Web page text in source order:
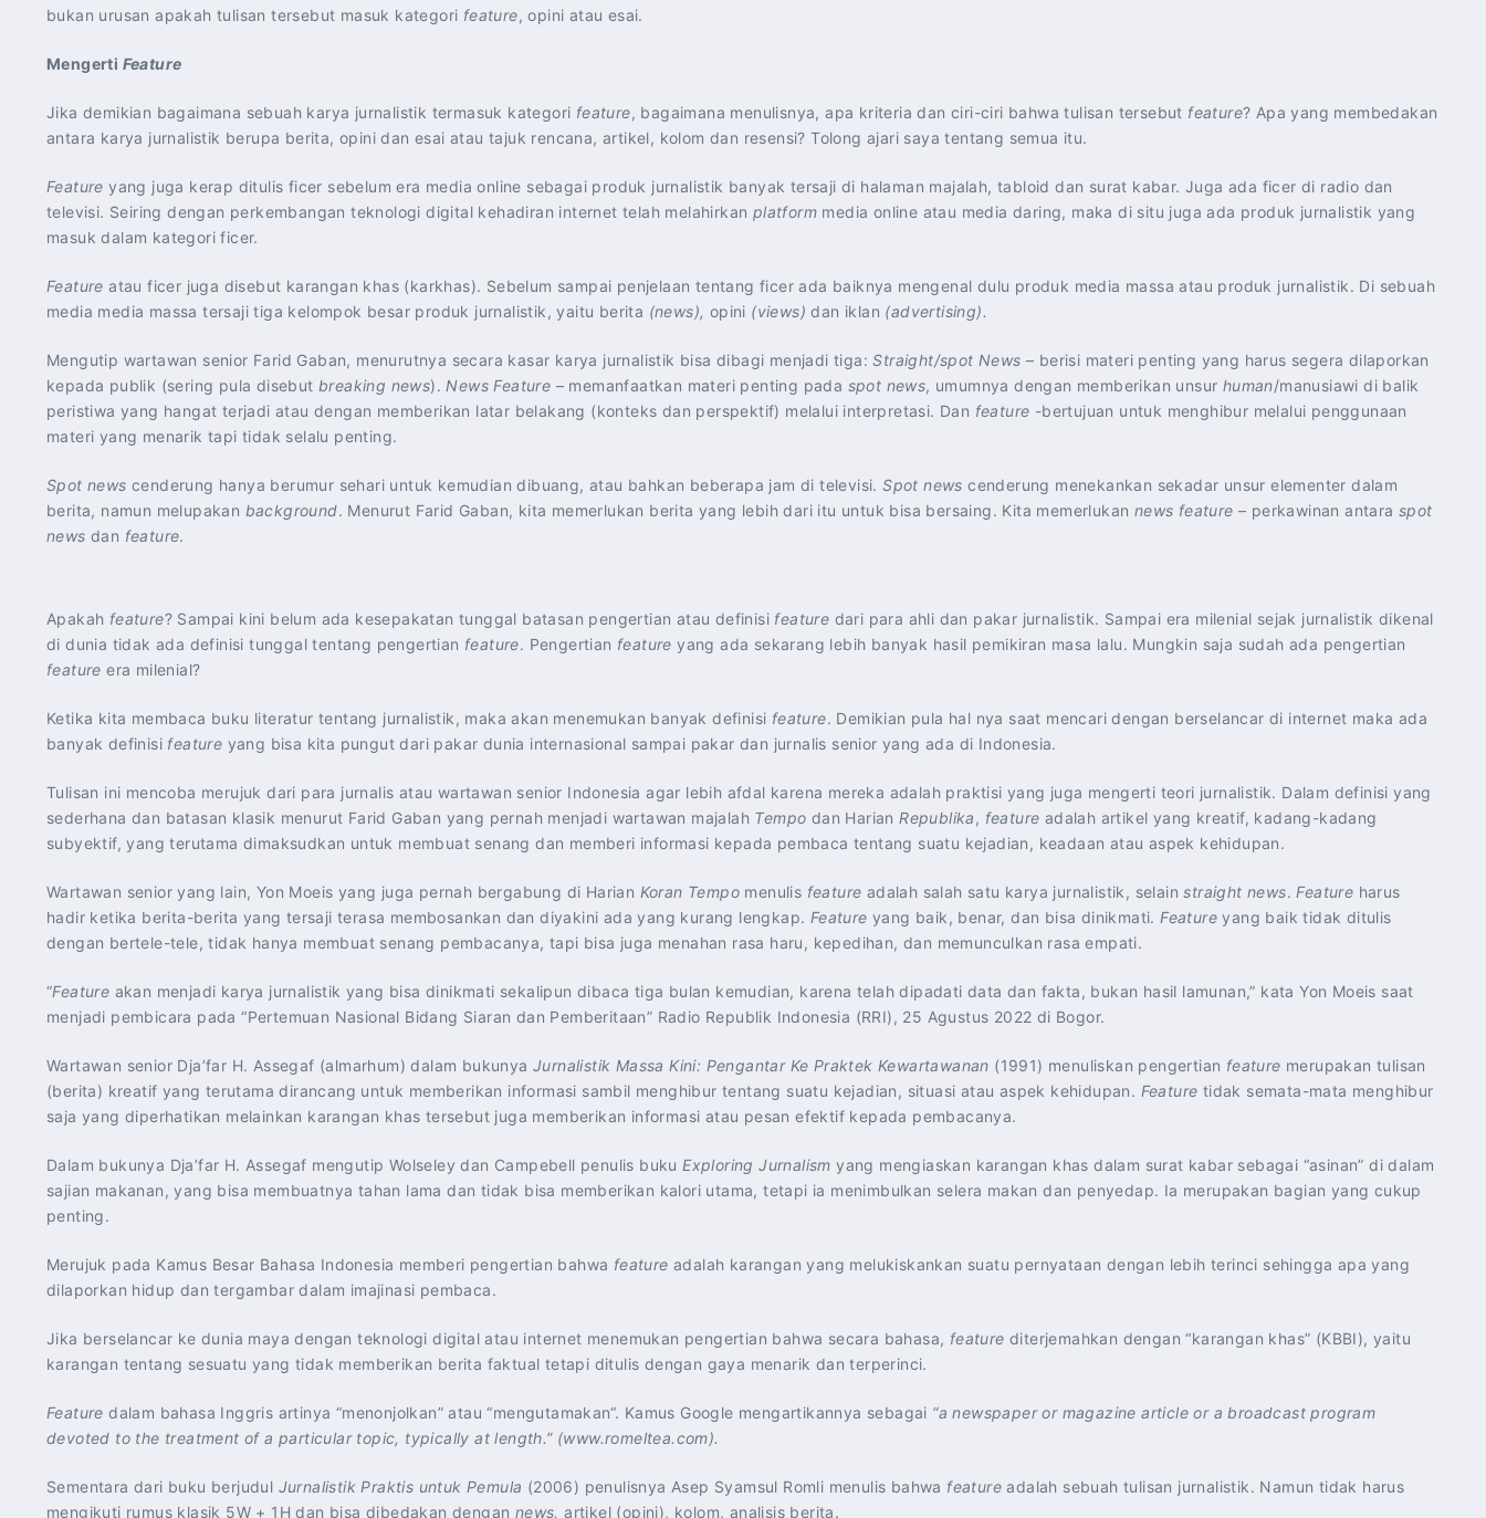
bukan urusan apakah tulisan tersebut masuk kategori feature, opini atau esai.
Mengerti Feature
Jika demikian bagaimana sebuah karya jurnalistik termasuk kategori feature, bagaimana menulisnya, apa kriteria dan ciri-ciri bahwa tulisan tersebut feature? Apa yang membedakan
antara karya jurnalistik berupa berita, opini dan esai atau tajuk rencana, artikel, kolom dan resensi? Tolong ajari saya tentang semua itu.
Feature yang juga kerap ditulis ficer sebelum era media online sebagai produk jurnalistik banyak tersaji di halaman majalah, tabloid dan surat kabar. Juga ada ficer di radio dan
televisi. Seiring dengan perkembangan teknologi digital kehadiran internet telah melahirkan platform media online atau media daring, maka di situ juga ada produk jurnalistik yang
masuk dalam kategori ficer.
Feature atau ficer juga disebut karangan khas (karkhas). Sebelum sampai penjelaan tentang ficer ada baiknya mengenal dulu produk media massa atau produk jurnalistik. Di sebuah
media media massa tersaji tiga kelompok besar produk jurnalistik, yaitu berita (news), opini (views)dan iklan (advertising).
Mengutip wartawan senior Farid Gaban, menurutnya secara kasar karya jurnalistik bisa dibagi menjadi tiga:Straight/spot News– berisi materi penting yang harus segera dilaporkan
kepada publik (sering pula disebut breaking news). News Feature – memanfaatkan materi penting pada spot news, umumnya dengan memberikan unsur human/manusiawi di balik
peristiwa yang hangat terjadi atau dengan memberikan latar belakang (konteks dan perspektif) melalui interpretasi. Dan feature -bertujuan untuk menghibur melalui penggunaan
materi yang menarik tapi tidak selalu penting.
Spot news cenderung hanya berumur sehari untuk kemudian dibuang, atau bahkan beberapa jam di televisi.Spot news cenderung menekankan sekadar unsur elementer dalam
berita, namun melupakan background. Menurut Farid Gaban, kita memerlukan berita yang lebih dari itu untuk bisa bersaing. Kita memerlukan news feature – perkawinan antaraspot
news dan feature.
Apakah feature? Sampai kini belum ada kesepakatan tunggal batasan pengertian atau definisi feature dari para ahli dan pakar jurnalistik. Sampai era milenial sejak jurnalistik dikenal
di dunia tidak ada definisi tunggal tentang pengertian feature. Pengertian feature yang ada sekarang lebih banyak hasil pemikiran masa lalu. Mungkin saja sudah ada pengertian
feature era milenial?
Ketika kita membaca buku literatur tentang jurnalistik, maka akan menemukan banyak definisi feature. Demikian pula hal nya saat mencari dengan berselancar di internet maka ada
banyak definisi feature yang bisa kita pungut dari pakar dunia internasional sampai pakar dan jurnalis senior yang ada di Indonesia.
Tulisan ini mencoba merujuk dari para jurnalis atau wartawan senior Indonesia agar lebih afdal karena mereka adalah praktisi yang juga mengerti teori jurnalistik. Dalam definisi yang
sederhana dan batasan klasik menurut Farid Gaban yang pernah menjadi wartawan majalah Tempo dan Harian Republika, feature adalah artikel yang kreatif, kadang-kadang
subyektif, yang terutama dimaksudkan untuk membuat senang dan memberi informasi kepada pembaca tentang suatu kejadian, keadaan atau aspek kehidupan.
Wartawan senior yang lain, Yon Moeis yang juga pernah bergabung di Harian Koran Tempo menulis feature adalah salah satu karya jurnalistik, selainstraight news. Feature harus
hadir ketika berita-berita yang tersaji terasa membosankan dan diyakini ada yang kurang lengkap. Feature yang baik, benar, dan bisa dinikmati. Feature yang baik tidak ditulis
dengan bertele-tele, tidak hanya membuat senang pembacanya, tapi bisa juga menahan rasa haru, kepedihan, dan memunculkan rasa empati.
“Feature akan menjadi karya jurnalistik yang bisa dinikmati sekalipun dibaca tiga bulan kemudian, karena telah dipadati data dan fakta, bukan hasil lamunan,” kata Yon Moeis saat
menjadi pembicara pada “Pertemuan Nasional Bidang Siaran dan Pemberitaan” Radio Republik Indonesia (RRI), 25 Agustus 2022 di Bogor.
Wartawan senior Dja’far H. Assegaf (almarhum) dalam bukunya Jurnalistik Massa Kini: Pengantar Ke Praktek Kewartawanan (1991) menuliskan pengertian feature merupakan tulisan
(berita) kreatif yang terutama dirancang untuk memberikan informasi sambil menghibur tentang suatu kejadian, situasi atau aspek kehidupan. Feature tidak semata-mata menghibur
saja yang diperhatikan melainkan karangan khas tersebut juga memberikan informasi atau pesan efektif kepada pembacanya.
Dalam bukunya Dja’far H. Assegaf mengutip Wolseley dan Campebell penulis buku Exploring Jurnalismyang mengiaskan karangan khas dalam surat kabar sebagai “asinan” di dalam
sajian makanan, yang bisa membuatnya tahan lama dan tidak bisa memberikan kalori utama, tetapi ia menimbulkan selera makan dan penyedap. Ia merupakan bagian yang cukup
penting.
Merujuk pada Kamus Besar Bahasa Indonesia memberi pengertian bahwa feature adalah karangan yang melukiskankan suatu pernyataan dengan lebih terinci sehingga apa yang
dilaporkan hidup dan tergambar dalam imajinasi pembaca.
Jika berselancar ke dunia maya dengan teknologi digital atau internet menemukan pengertian bahwa secara bahasa, feature diterjemahkan dengan “karangan khas” (KBBI), yaitu
karangan tentang sesuatu yang tidak memberikan berita faktual tetapi ditulis dengan gaya menarik dan terperinci.
Feature dalam bahasa Inggris artinya “menonjolkan” atau “mengutamakan“. Kamus Google mengartikannya sebagai “a newspaper or magazine article or a broadcast program
devoted to the treatment of a particular topic, typically at length.” (www.romeltea.com).
Sementara dari buku berjudul Jurnalistik Praktis untuk Pemula (2006) penulisnya Asep Syamsul Romli menulis bahwa feature adalah sebuah tulisan jurnalistik. Namun tidak harus
mengikuti rumus klasik 5W + 1H dan bisa dibedakan dengan news,artikel (opini), kolom, analisis berita.